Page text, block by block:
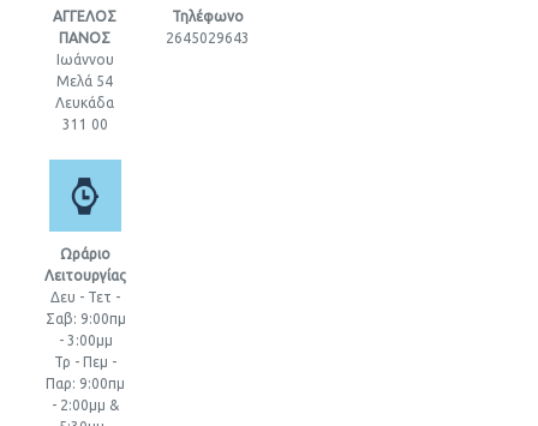
ΑΓΓΕΛΟΣ
ΠΑΝΟΣ
Ιωάννου
Μελά 54
Λευκάδα
311 00
Τηλέφωνο
2645029643
Ωράριο
Λειτουργίας
Δευ - Τετ -
Σαβ: 9:00πμ
- 3:00μμ
Τρ - Πεμ -
Παρ: 9:00πμ
- 2:00μμ &